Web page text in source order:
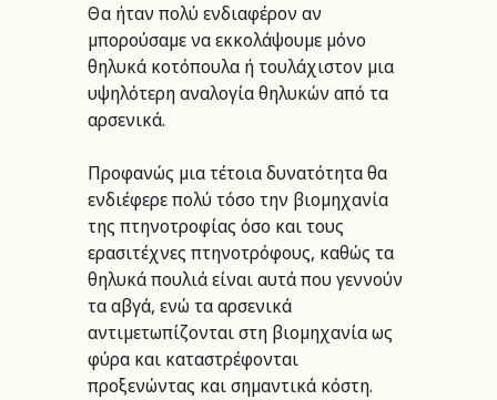
Θα ήταν πολύ ενδιαφέρον αν
μπορούσαμε να εκκολάψουμε μόνο
θηλυκά κοτόπουλα ή τουλάχιστον μια
υψηλότερη αναλογία θηλυκών από τα
αρσενικά.
Προφανώς μια τέτοια δυνατότητα θα
ενδιέφερε πολύ τόσο την βιομηχανία
της πτηνοτροφίας όσο και τους
ερασιτέχνες πτηνοτρόφους, καθώς τα
θηλυκά πουλιά είναι αυτά που γεννούν
τα αβγά, ενώ τα αρσενικά
αντιμετωπίζονται στη βιομηχανία ως
φύρα και καταστρέφονται
προξενώντας και σημαντικά κόστη.